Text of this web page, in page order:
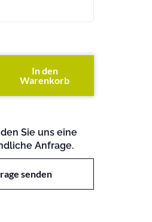
In den
Warenkorb
Sie uns eine
Anfrage.
senden